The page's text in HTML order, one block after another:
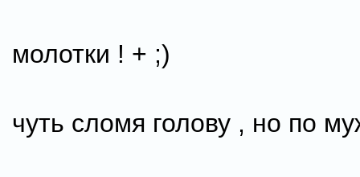
молотки ! + ;)
чуть сломя голову , но по